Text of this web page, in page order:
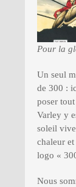
Pour la
Un seul
de 300 :
poser
Varley y
soleil
chaleur
logo «
Nous